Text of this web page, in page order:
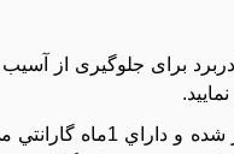
برای جلوگیری از
کليه مادربردهاي